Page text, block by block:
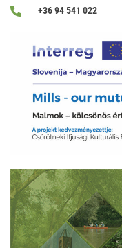
+36 94 541 022